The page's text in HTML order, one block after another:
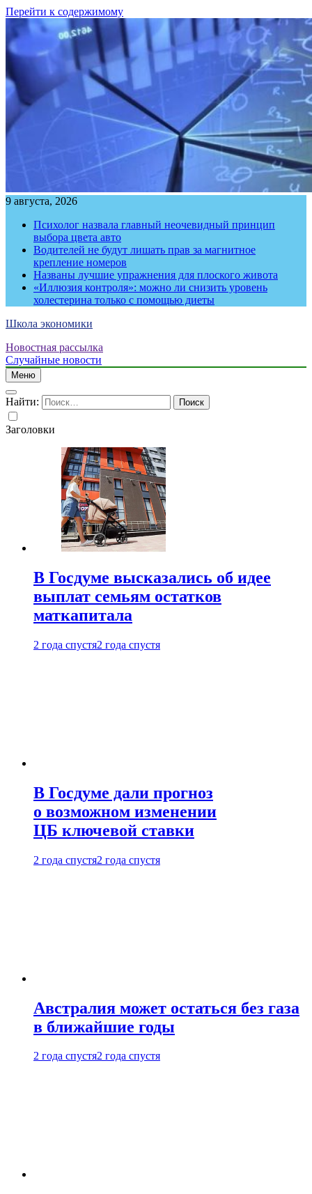
Перейти к содержимому
9 августа, 2026
Психолог назвала главный неочевидный принцип
выбора цвета авто
Водителей не будут лишать прав за магнитное
крепление номеров
Названы лучшие упражнения для плоского живота
«Иллюзия контроля»: можно ли снизить уровень
холестерина только с помощью диеты
Школа экономики
Новостная рассылка
Случайные новости
Меню
Найти:
Заголовки
В Госдуме высказались об идее
выплат семьям остатков
маткапитала
2 года спустя2 года спустя
В Госдуме дали прогноз
о возможном изменении
ЦБ ключевой ставки
2 года спустя2 года спустя
Австралия может остаться без газа
в ближайшие годы
2 года спустя2 года спустя